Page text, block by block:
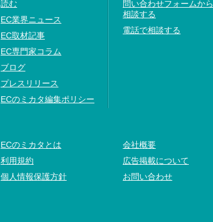
読む
EC業界ニュース
EC取材記事
EC専門家コラム
ブログ
プレスリリース
ECのミカタ編集ポリシー
問い合わせフォームから
相談する
電話で相談する
ECのミカタとは
利用規約
個人情報保護方針
会社概要
広告掲載について
お問い合わせ